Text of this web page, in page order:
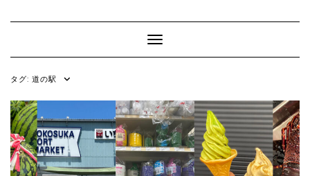
Toggle Navigation
タグ: 道の駅